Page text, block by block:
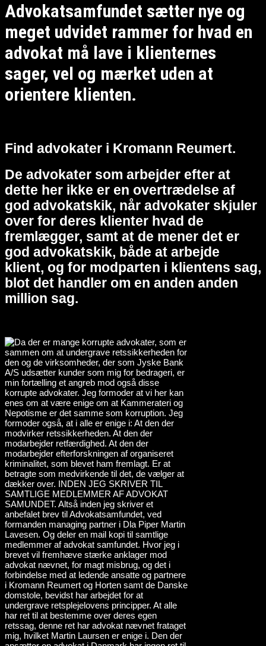
Advokatsamfundet sætter nye og
meget udvidet rammer for hvad en
advokat må lave i klienternes
sager, vel og mærket uden at
orientere klienten.
Find advokater i Kromann Reumert.
De advokater som arbejder efter at
dette her ikke er en overtrædelse af
god advokatskik, når advokater skjuler
over for deres klienter hvad de
fremlægger, samt at de mener det er
god advokatskik, både at arbejde
klient, og for modparten i klientens sag,
blot det handler om en anden anden
million sag.